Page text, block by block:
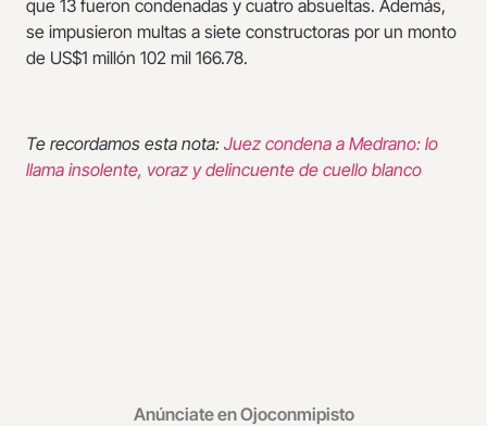
que 13 fueron condenadas y cuatro absueltas. Además,
se impusieron multas a siete constructoras por un monto
de US$1 millón 102 mil 166.78.
Te recordamos esta nota: Juez condena a Medrano: lo
llama insolente, voraz y delincuente de cuello blanco
Anúnciate en Ojoconmipisto